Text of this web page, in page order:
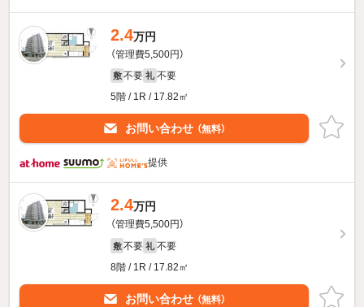
2.4万円
（管理費5,500円）
敷 不要 礼 不要
5階 / 1R / 17.82㎡
お問い合わせ （無料）
提供
2.4万円
（管理費5,500円）
敷 不要 礼 不要
8階 / 1R / 17.82㎡
お問い合わせ （無料）